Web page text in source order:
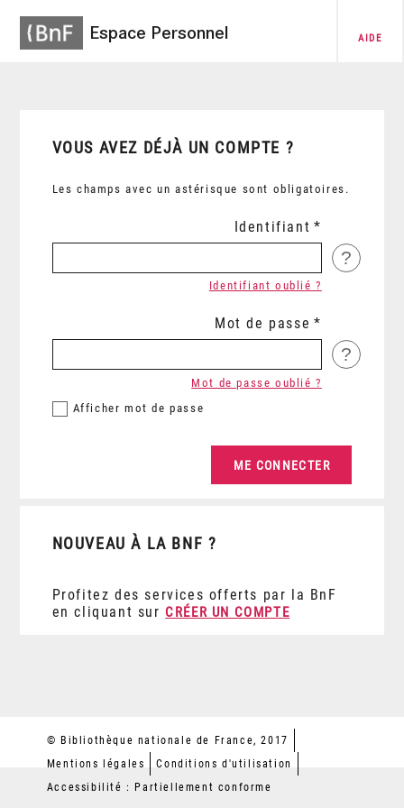
Espace Personnel AIDE
VOUS AVEZ DÉJÀ UN COMPTE ?
Les champs avec un astérisque sont obligatoires.
Identifiant
?
Identifiant oublié ?
Mot de passe
?
Afficher mot de passe
Mot de passe oublié ?
NOUVEAU À LA BNF ?
Profitez des services offerts par la BnF
en cliquant sur CRÉER UN COMPTE
© Bibliothèque nationale de France, 2017
Mentions légales
Conditions d'utilisation
Accessibilité : Partiellement conforme